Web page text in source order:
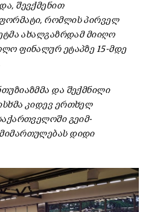
შევქმენით
რომლის პირველ
ახალგაზრდამ მიიღო
ფინალურ ეტაპზე 15-მდე
და შექმნილი
კიდევ ერთხელ
გეიმ-
დიდი